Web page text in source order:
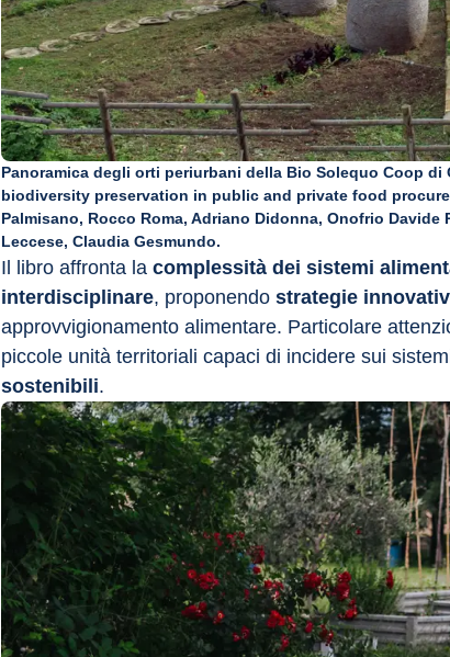
Panoramica degli orti periurbani della Bio Solequo Coop
biodiversity preservation in public and private food
Palmisano, Rocco Roma, Adriano Didonna, Onofrio
Leccese, Claudia Gesmundo.
Il libro affronta la complessità dei sistemi
interdisciplinare, proponendo strategie
approvvigionamento alimentare. Particolare
piccole unità territoriali capaci di incidere sui
sostenibili.